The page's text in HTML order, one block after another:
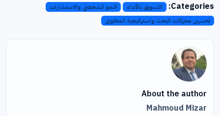
Categories: التسويق بالأداء
النمو الشخصي والاستشارات
تحسين محركات البحث واستراتيجية المحتوى
About the author
Mahmoud Mizar